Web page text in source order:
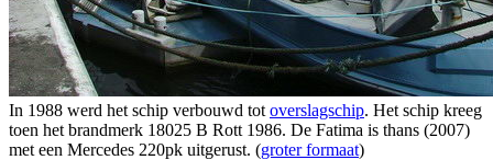
In 1988 werd het schip verbouwd tot overslagschip. Het schip kreeg
toen het brandmerk 18025 B Rott 1986. De Fatima is thans (2007)
met een Mercedes 220pk uitgerust. (groter formaat)